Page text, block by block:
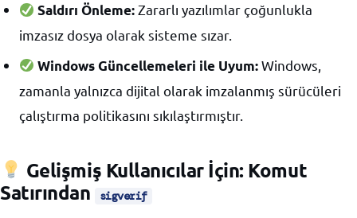
Saldırı Önleme:Zararlı yazılımlar çoğunlukla
imzasız dosya olarak sisteme sızar.
Windows Güncellemeleri ile Uyum:Windows,
zamanla yalnızca dijital olarak imzalanmış sürücüleri
çalıştırma politikasını sıkılaştırmıştır.
Gelişmiş Kullanıcılar İçin: Komut
Satırından
sigverif